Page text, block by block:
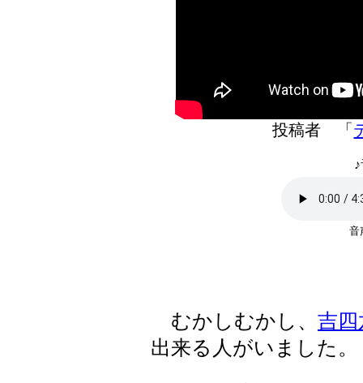
投稿者 「
むかしむかし、 吉
出来る人がいました。